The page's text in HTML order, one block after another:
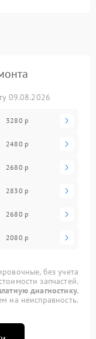
09.08.2026
3280 р
2480 р
2680 р
2830 р
2680 р
2080 р
без учета
запчастей.
диагностику.
на неисправность.